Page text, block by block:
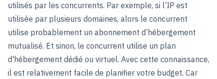
utilisés par les concurrents. Par exemple, si l’IP est
utilisée par plusieurs domaines, alors le concurrent
utilise probablement un abonnement d’hébergement
mutualisé. Et sinon, le concurrent utilise un plan
d'hébergement dédié ou virtuel. Avec cette connaissance,
il est relativement facile de planifier votre budget. Car